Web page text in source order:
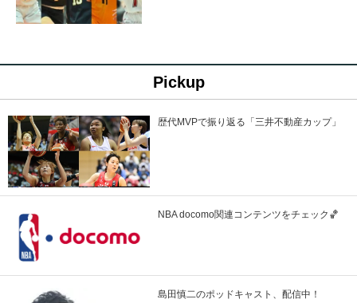
Pickup
歴代MVPで振り返る「三井不動産カップ」
NBA docomo関連コンテンツをチェック🏀
島田慎二のポッドキャスト、配信中！